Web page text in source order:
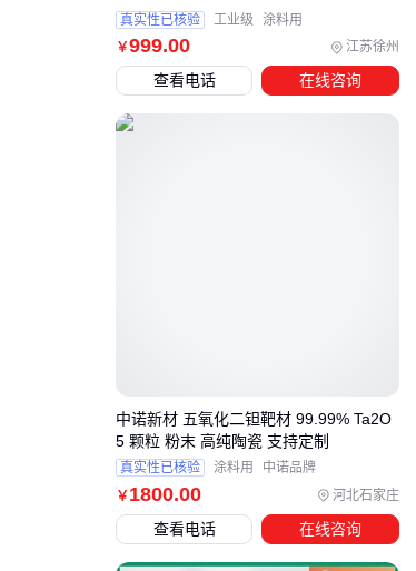
￥999.00 江苏徐州
真实性已核验 工业级 涂料用
查看电话 在线咨询
￥ 1800.00 河北石家庄
中诺新材 五氧化二钽靶材 99.99% Ta2O
5 颗粒 粉末 高纯陶瓷 支持定制
真实性已核验 涂料用 中诺品牌
查看电话 在线咨询